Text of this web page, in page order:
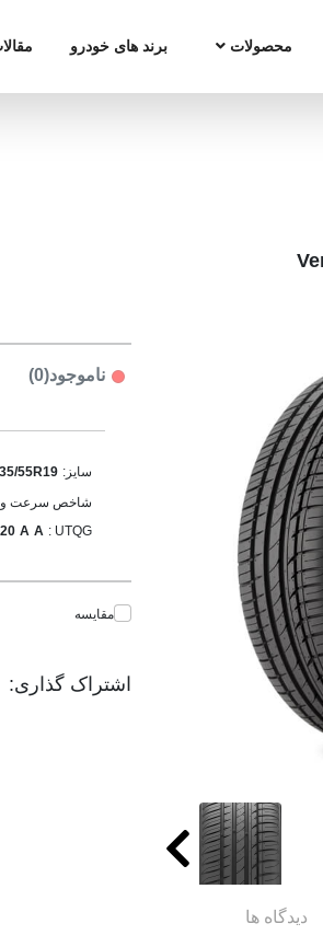
محصولات برند های خودرو
ناموجود(0)
سایز: 55R19
شاخص سرعت و
UTQG :
A
A
مقایسه
اشتراک گذاری:
دیدگاه ها